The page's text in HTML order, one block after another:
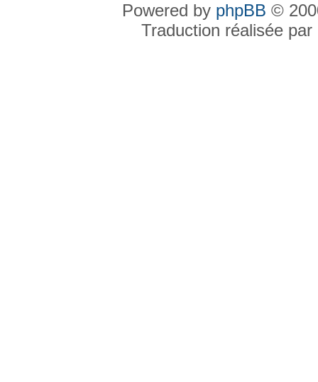
Powered by phpBB ©
Traduction réalisée par